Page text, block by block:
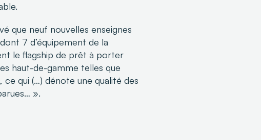
que neuf nouvelles enseignes
7 d’équipement de la
le flagship de prêt à porter
haut-de-gamme telles que
ce qui (…) dénote une qualité des
».